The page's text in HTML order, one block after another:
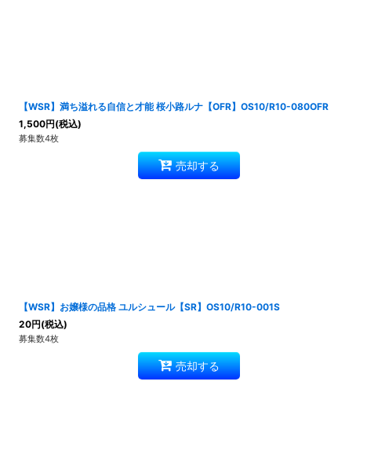
【WSR】満ち溢れる自信と才能 桜小路ルナ【OFR】OS10/R10-080OFR
1,500円(税込)
募集数4枚
売却する
【WSR】お嬢様の品格 ユルシュール【SR】OS10/R10-001S
20円(税込)
募集数4枚
売却する